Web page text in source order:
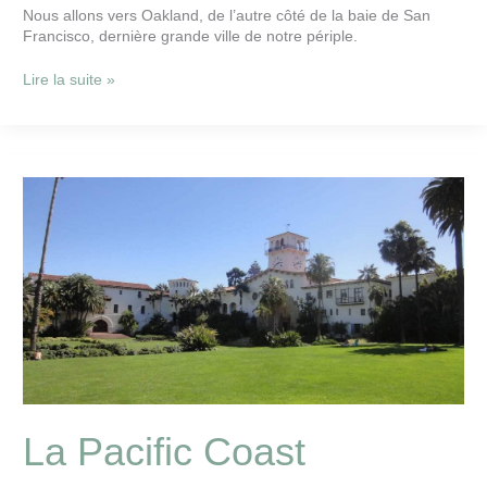
Nous allons vers Oakland, de l’autre côté de la baie de San
Francisco, dernière grande ville de notre périple.
Lire la suite »
La Pacific Coast
Pacific
Coast
Highway
22
sept